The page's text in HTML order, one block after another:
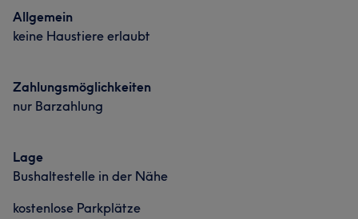
Allgemein
keine Haustiere erlaubt
Zahlungsmöglichkeiten
nur Barzahlung
Lage
Bushaltestelle in der Nähe
kostenlose Parkplätze